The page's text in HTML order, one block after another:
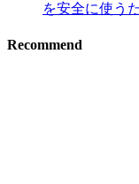
を安全に使う
Recommend